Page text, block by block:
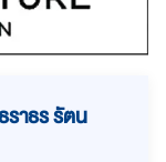
าธร รัตน